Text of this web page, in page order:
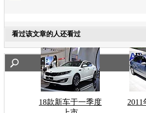
看过该文章的人还看过
18款新车于一季度